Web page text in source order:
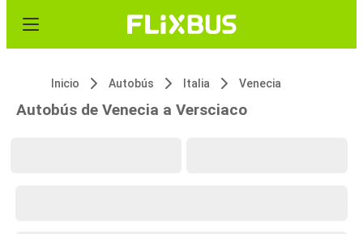
Inicio Autobús Italia Venecia
Autobús de Venecia a Versciaco